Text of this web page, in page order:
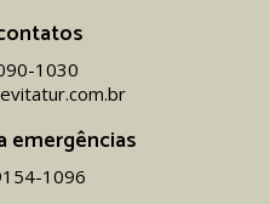
1030
emergências
1096‬